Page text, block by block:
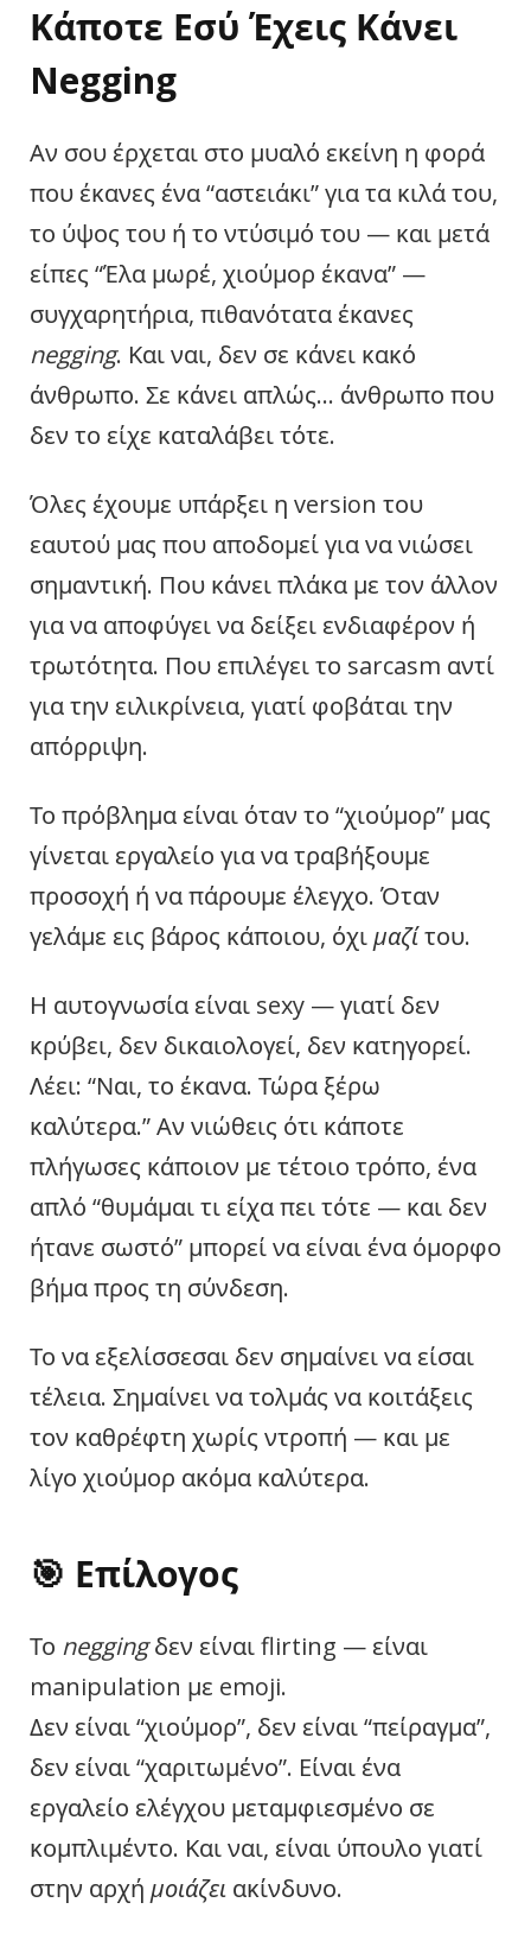
Κάποτε Εσύ Έχεις Κάνει
Negging
Αν σου έρχεται στο μυαλό εκείνη η φορά
που έκανες ένα “αστειάκι” για τα κιλά του,
το ύψος του ή το ντύσιμό του — και μετά
είπες “Έλα μωρέ, χιούμορ έκανα” —
συγχαρητήρια, πιθανότατα έκανες
negging. Και ναι, δεν σε κάνει κακό
άνθρωπο. Σε κάνει απλώς… άνθρωπο που
δεν το είχε καταλάβει τότε.
Όλες έχουμε υπάρξει η version του
εαυτού μας που αποδομεί για να νιώσει
σημαντική. Που κάνει πλάκα με τον άλλον
για να αποφύγει να δείξει ενδιαφέρον ή
τρωτότητα. Που επιλέγει το sarcasm αντί
για την ειλικρίνεια, γιατί φοβάται την
απόρριψη.
Το πρόβλημα είναι όταν το “χιούμορ” μας
γίνεται εργαλείο για να τραβήξουμε
προσοχή ή να πάρουμε έλεγχο. Όταν
γελάμε εις βάρος κάποιου, όχιμαζίτου.
Η αυτογνωσία είναι sexy — γιατί δεν
κρύβει, δεν δικαιολογεί, δεν κατηγορεί.
Λέει: “Ναι, το έκανα. Τώρα ξέρω
καλύτερα.” Αν νιώθεις ότι κάποτε
πλήγωσες κάποιον με τέτοιο τρόπο, ένα
απλό “θυμάμαι τι είχα πει τότε — και δεν
ήτανε σωστό” μπορεί να είναι ένα όμορφο
βήμα προς τη σύνδεση.
Το να εξελίσσεσαι δεν σημαίνει να είσαι
τέλεια. Σημαίνει να τολμάς να κοιτάξεις
τον καθρέφτη χωρίς ντροπή — και με
λίγο χιούμορ ακόμα καλύτερα.
🎯 Επίλογος
Το neggingδεν είναι flirting — είναι
manipulation με emoji.
Δεν είναι “χιούμορ”, δεν είναι “πείραγμα”,
δεν είναι “χαριτωμένο”. Είναι ένα
εργαλείο ελέγχου μεταμφιεσμένο σε
κομπλιμέντο. Και ναι, είναι ύπουλο γιατί
στην αρχή μοιάζει ακίνδυνο.